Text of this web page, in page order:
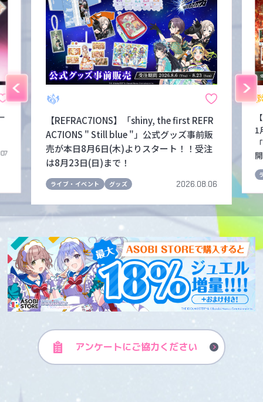
【REFRAC7IONS】「shiny, the first REFR
AC7IONS " Still blue "」公式グッズ事前販
売が本日8月6日(木)よりスタート！！受注
は8月23日(日)まで！
ライブ・イベント グッズ 2026.08.06
1
アンケートにご協力ください